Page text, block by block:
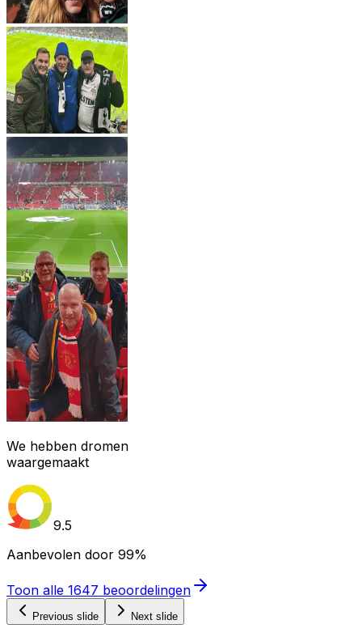
We hebben dromen
waargemaakt
9.5
Aanbevolen door 99%
Toon alle 1647 beoordelingen
Previous slide Next slide